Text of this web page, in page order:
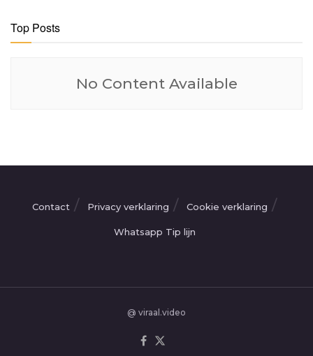
Top Posts
No Content Available
Contact Privacy verklaring Cookie verklaring
Whatsapp Tip lijn
@ viraal.video